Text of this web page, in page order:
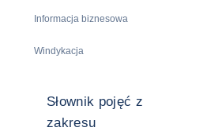
Informacja biznesowa
Windykacja
Słownik pojęć z
zakresu